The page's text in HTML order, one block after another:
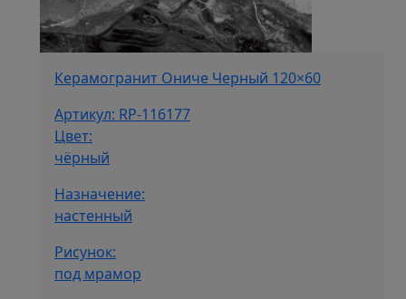
Керамогранит Ониче Черный 120×60
Артикул: RP-116177
Цвет:
чёрный
Назначение:
настенный
Рисунок:
под мрамор